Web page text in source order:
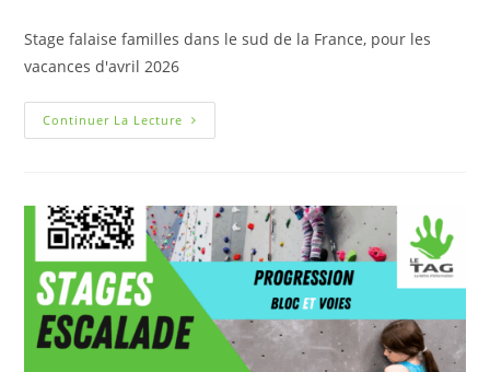
Stage falaise familles dans le sud de la France, pour les
vacances d'avril 2026
Continuer La Lecture